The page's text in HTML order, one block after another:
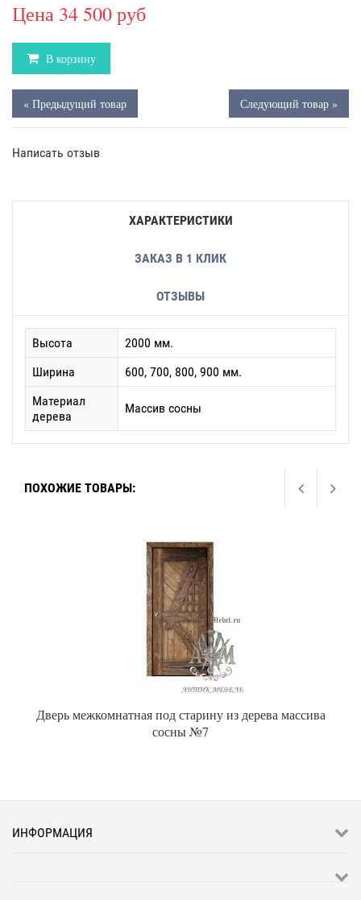
Цена 34 500 руб
В корзину
« Предыдущий товар Следующий товар »
Написать отзыв
ХАРАКТЕРИСТИКИ
ЗАКАЗ В 1 КЛИК
ОТЗЫВЫ
Высота
2000 мм.
Ширина
600, 700, 800, 900 мм.
Материал
дерева
Массив сосны
ПОХОЖИЕ ТОВАРЫ:
Дверь межкомнатная под старину из дерева массива
сосны №7
ИНФОРМАЦИЯ